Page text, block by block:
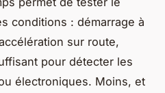
conditions : démarrage à
sur route,
pour détecter les
électroniques. Moins, et